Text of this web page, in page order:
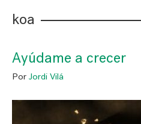
koa
Ayúdame a crecer
Por Jordi Vilá